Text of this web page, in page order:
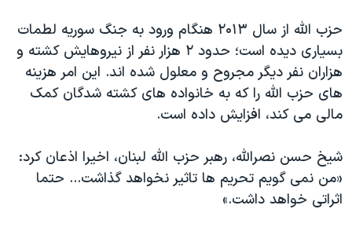
حزب الله از سال ۲۰۱۳ هنگام ورود به جنگ سوریه لطمات
بسیاری دیده است؛ حدود ۲ هزار نفر از نیروهایش کشته و
هزاران نفر دیگر مجروح و معلول شده اند. این امر هزینه
های حزب الله را که به خانواده های کشته شدگان کمک
مالی می کند، افزایش داده است.
شیخ حسن نصرالله، رهبر حزب الله لبنان، اخیرا اذعان کرد:
«من نمی گویم تحریم ها تاثیر نخواهد گذاشت... حتما
اثراتی خواهد داشت.»